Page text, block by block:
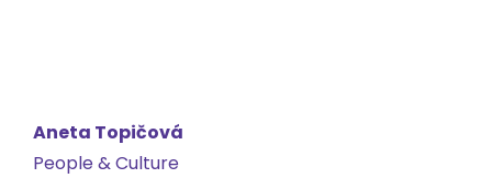
Aneta Topičová
People & Culture